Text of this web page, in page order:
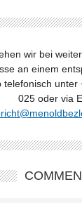
wir bei
an einem
telefonisch unter
025 oder via